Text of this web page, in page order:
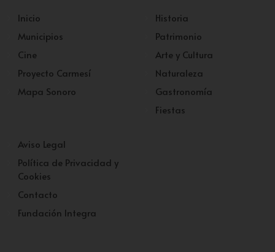
Inicio
Municipios
Cine
Proyecto Carmesí
Mapa Sonoro
Historia
Patrimonio
Arte y Cultura
Naturaleza
Gastronomía
Fiestas
Aviso Legal
Política de Privacidad y
Cookies
Contacto
Fundación Integra